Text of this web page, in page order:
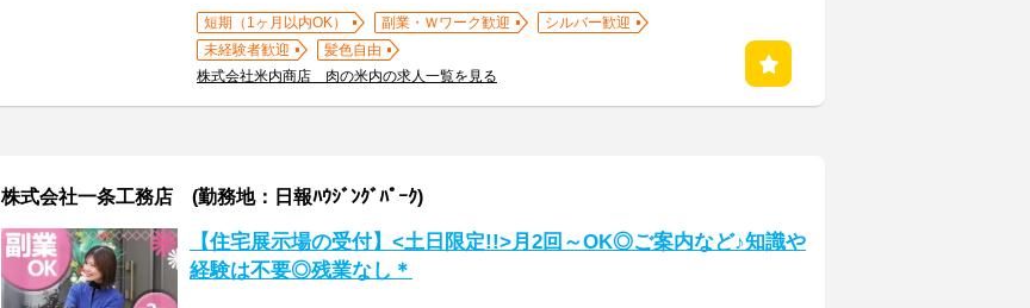
短期（1ヶ月以内OK） 副業・Ｗワーク歓迎
シルバー歓迎
未経験者歓迎
髪色自由
株式会社米内商店 肉の米内の求人一覧を見る
株式会社一条工務店 (勤務地：日報ﾊｳｼﾞﾝｸﾞﾊﾟｰｸ)
【住宅展示場の受付】<土日限定!!>月2回～OK◎ご案内など♪知識や
経験は不要◎残業なし＊